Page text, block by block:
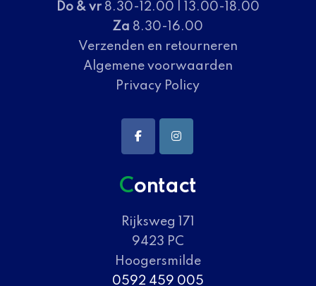
Do & vr8.30-12.00 | 13.00-18.00
Za 8.30-16.00
Verzenden en retourneren
Algemene voorwaarden
Privacy Policy
Contact
Rijksweg 171
9423 PC
Hoogersmilde
0592 459 005